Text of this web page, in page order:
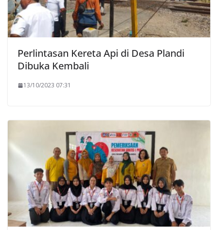
Perlintasan Kereta Api di Desa Plandi
Dibuka Kembali
13/10/2023 07:31